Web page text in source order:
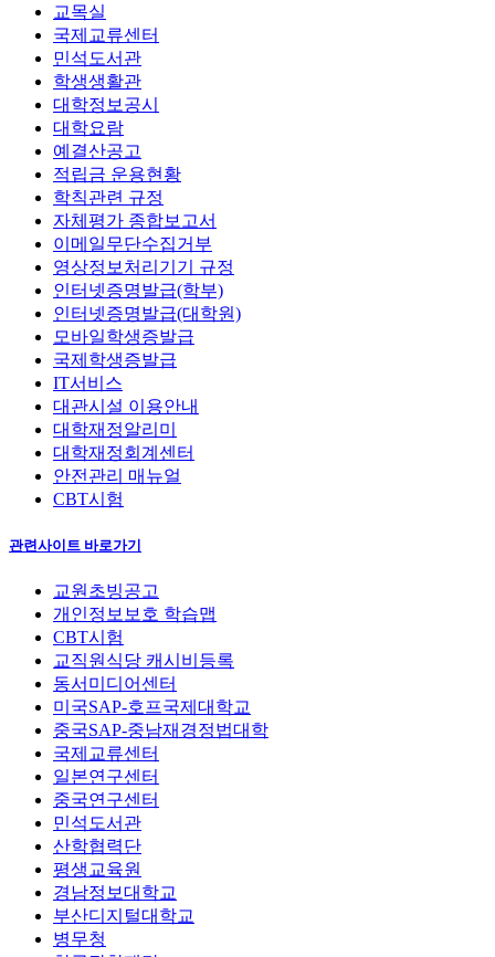
교목실
국제교류센터
민석도서관
학생생활관
대학정보공시
대학요람
예결산공고
적립금 운용현황
학칙관련 규정
자체평가 종합보고서
이메일무단수집거부
영상정보처리기기 규정
인터넷증명발급(학부)
인터넷증명발급(대학원)
모바일학생증발급
국제학생증발급
IT서비스
대관시설 이용안내
대학재정알리미
대학재정회계센터
안전관리 매뉴얼
CBT시험
관련사이트 바로가기
교원초빙공고
개인정보보호 학습맵
CBT시험
교직원식당 캐시비등록
동서미디어센터
미국SAP-호프국제대학교
중국SAP-중남재경정법대학
국제교류센터
일본연구센터
중국연구센터
민석도서관
산학협력단
평생교육원
경남정보대학교
부산디지털대학교
병무청